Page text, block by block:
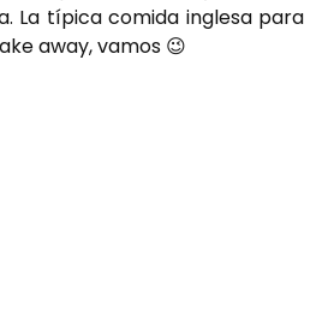
La típica comida inglesa para
away, vamos 😉